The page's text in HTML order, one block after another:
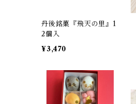
丹後銘菓『飛天の里』1
2個入
¥3,470